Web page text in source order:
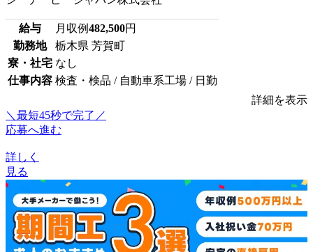
給与 月収例482,500円
勤務地
栃木県 芳賀町
寮・社宅 なし
仕事内容 検査・検品 / 自動車系工場 / 日勤
詳細を表示
＼最短45秒で完了／
応募へ進む
詳しく
見る